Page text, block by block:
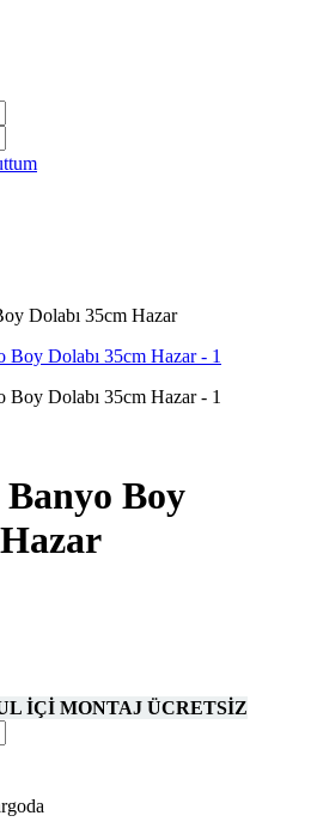
Dolabı 35cm Hazar
Boy
İÇİ MONTAJ ÜCRETSİZ